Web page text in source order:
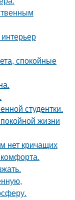
спокойные
студентки.
жизни
нет кричащих